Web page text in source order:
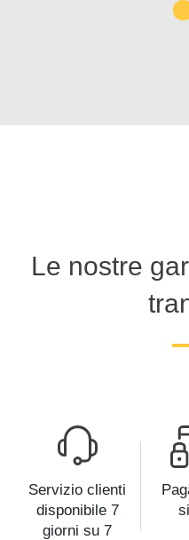
Le nostre
Servizio clienti
disponibile 7
giorni su 7